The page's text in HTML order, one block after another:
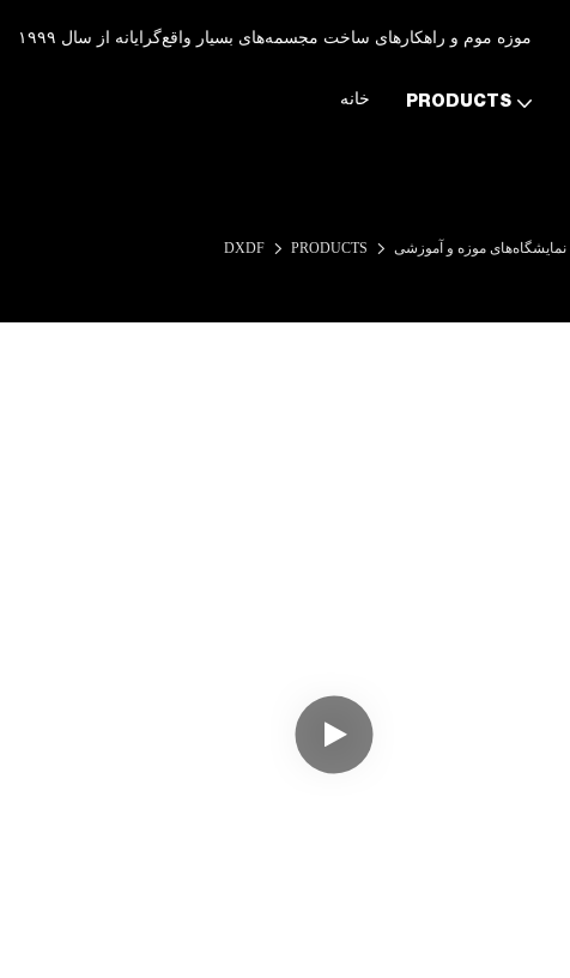
موزه موم و راهکارهای ساخت مجسمه‌های بسیار واقع‌گرایانه از سال ۱۹۹۹
خانه PRODUCTS
DXDF PRODUCTS نمایشگاه‌های موزه و آموزشی